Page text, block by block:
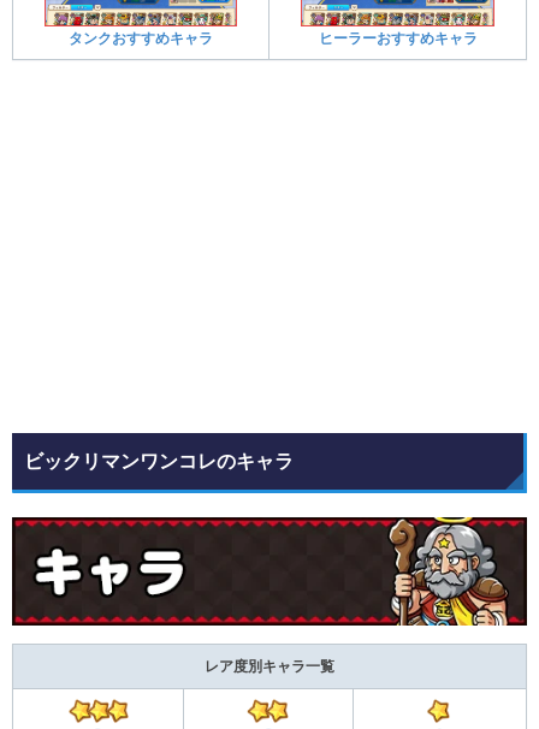
タンクおすすめキャラ ヒーラーおすすめキャラ
ビックリマンワンコレのキャラ
レア度別キャラ一覧